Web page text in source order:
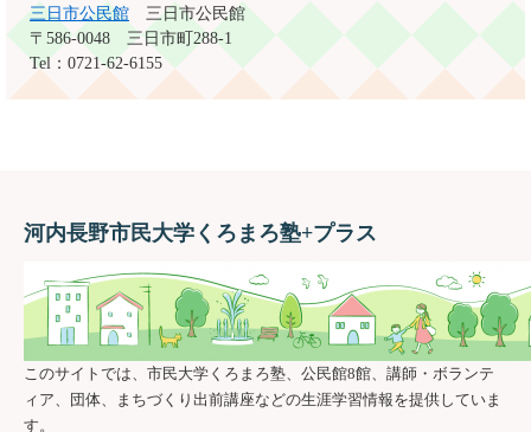
三日市公民館
三日市公民館
〒586-0048
三日市町288-1
Tel：0721-62-6155
河内長野市民大学くろまろ塾+プラス
このサイトでは、市民大学くろまろ塾、公民館8館、講師・ボランテ
ィア、団体、まちづくり出前講座などの生涯学習情報を提供していま
す。